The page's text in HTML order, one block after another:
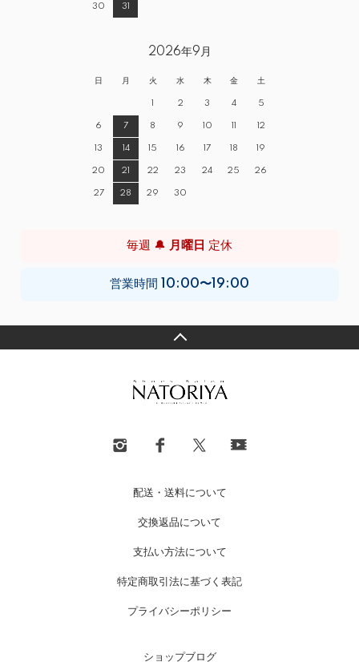
30 31
2026年9月
日 月 火 水 木 金 土
1 2 3 4 5
6 7 8 9 10 11 12
13 14 15 16 17 18 19
20 21 22 23 24 25 26
27 28 29 30
毎週 🔔 月曜日 定休
営業時間 10:00〜19:00
配送・送料について
交換返品について
支払い方法について
特定商取引法に基づく表記
プライバシーポリシー
ショップブログ